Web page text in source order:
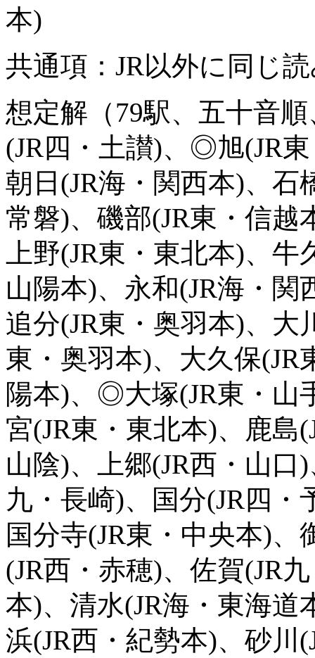
本)
共通項：JR以外に同じ
想定解（79駅、五十音順
(JR四・土讃)、◎旭(JR
朝日(JR海・関西本)、石
常磐)、磯部(JR東・信越
上野(JR東・東北本)、
山陽本)、永和(JR海・関
追分(JR東・奥羽本)、大
東・奥羽本)、大久保(JR
陽本)、◎大塚(JR東・山
宮(JR東・東北本)、鹿島
山陰)、上郷(JR西・山口
九・長崎)、国分(JR四・
国分寺(JR東・中央本)、
(JR西・赤穂)、佐賀(JR
本)、清水(JR海・東海道
浜(JR西・紀勢本)、砂川